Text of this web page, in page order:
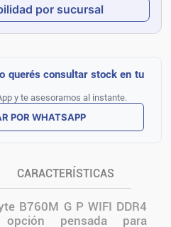
por sucursal
querés consultar stock en tu
y te asesoramos al instante.
POR WHATSAPP
CARACTERÍSTICAS
B760M G P WIFI DDR4
pensada para